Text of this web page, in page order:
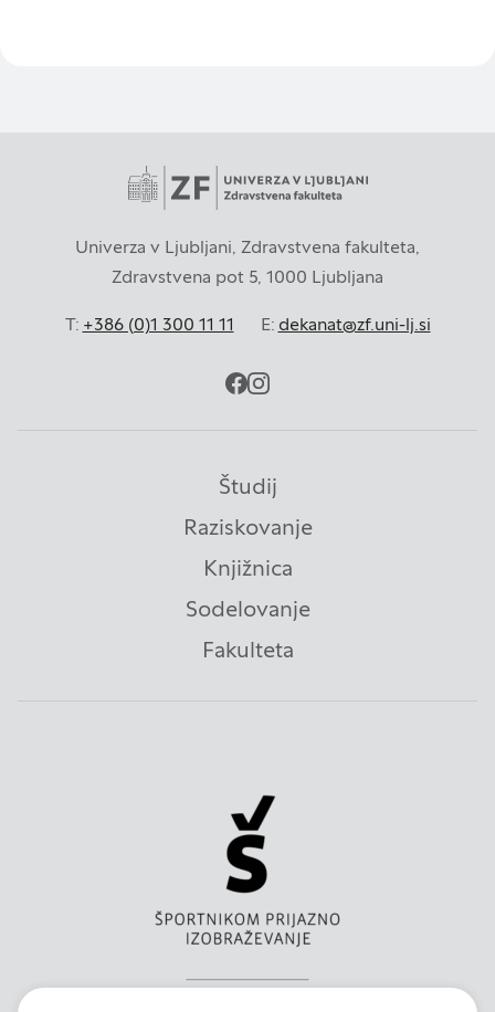
Univerza v Ljubljani, Zdravstvena fakulteta,
Zdravstvena pot 5, 1000 Ljubljana
T: +386 (0)1 300 11 11 E: dekanat@zf.uni-lj.si
facebook
instagram
Študij
Raziskovanje
Knjižnica
Sodelovanje
Fakulteta
priljubljena, in opazujemo, kako se obiskovalci
pomikajo po spletnem mestu. Podatki, ki jih
piškotki zbirajo, so združeni in anonimni. Če
uporabo teh piškotkov zavrnete, ne bomo vedeli,
kdaj ste obiskali naše spletno mesto.
Piškotki za ciljno usmerjenost
Te piškotke nastavijo naši oglaševalski partnerji.
nato uporabijo za prikazovanje ustreznih oglasov
na drugih spletnih mestih. Pri delu uporabljajo
edinstveno prepoznavanje vašega brskalnika in
boste deležni našega ciljnega spletnega
DOVOLI VSE